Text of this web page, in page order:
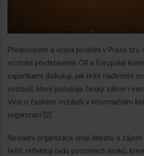
Předevčírem a včera proběhl v Praze tzv.
vrcholní představitelé ČR a Evropské
expertkami diskutují, jak řešit nadlimitní
ovzduší, které porušuje český zákon i
Více o českém ovzduší v informačním
organizací [2].
Nevládní organizace vítají debatu a
řešit, reflektují řadu pozitivních kroků,